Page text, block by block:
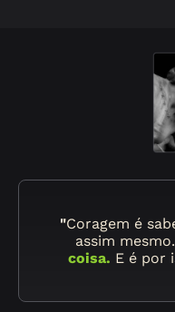
"Coragem é
assim mesmo.
coisa. E é por